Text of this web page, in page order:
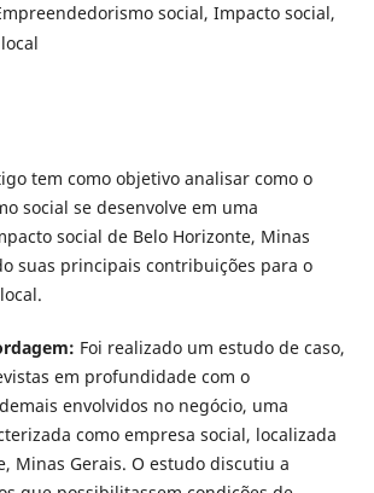
social, Impacto social,
tem como objetivo analisar como o
social se desenvolve em uma
social de Belo Horizonte, Minas
suas principais contribuições para o
Foi realizado um estudo de caso,
em profundidade com o
envolvidos no negócio, uma
como empresa social, localizada
Minas Gerais. O estudo discutiu a